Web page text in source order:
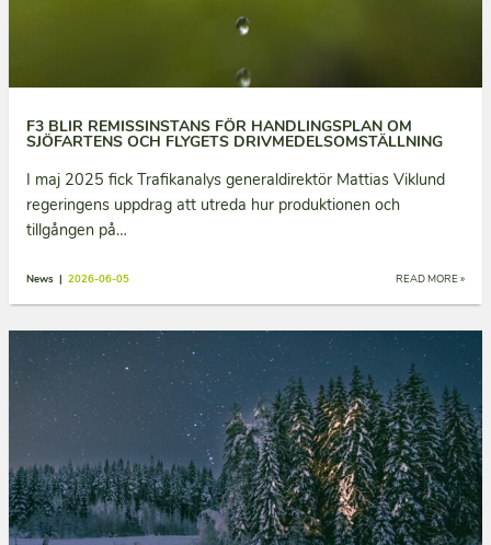
F3 BLIR REMISSINSTANS FÖR HANDLINGSPLAN OM
SJÖFARTENS OCH FLYGETS DRIVMEDELSOMSTÄLLNING
I maj 2025 fick Trafikanalys generaldirektör Mattias Viklund
regeringens uppdrag att utreda hur produktionen och
tillgången på…
READ MORE »
News | 2026-06-05